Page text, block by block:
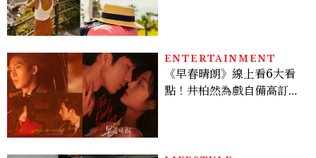
ENTERTAINMENT
《早春晴朗》線上看6大看
點！井柏然為戲自備高訂，